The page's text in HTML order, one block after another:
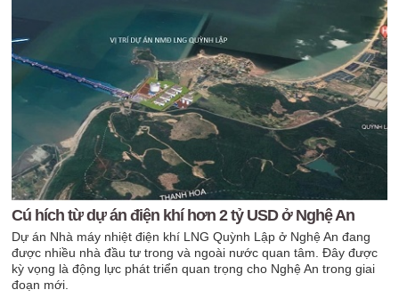
Cú hích từ dự án điện khí hơn 2 tỷ USD ở Nghệ An
Dự án Nhà máy nhiệt điện khí LNG Quỳnh Lập ở Nghệ An đang
được nhiều nhà đầu tư trong và ngoài nước quan tâm. Đây được
kỳ vọng là động lực phát triển quan trọng cho Nghệ An trong giai
đoạn mới.